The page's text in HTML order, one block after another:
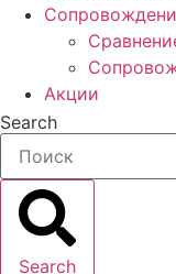
Акции
Search
Search